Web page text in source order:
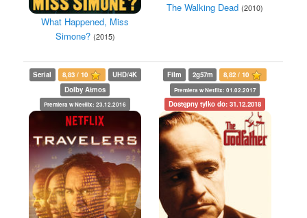
What Happened, Miss
Simone? (2015)
The Walking Dead (2010)
Serial 8,83 / 10
UHD/4K
Dolby Atmos
Premiera w Netflix: 23.12.2016
Film 2g57m 8,82 / 10
Premiera w Netflix: 01.02.2017
Dostępny tylko do: 31.12.2018